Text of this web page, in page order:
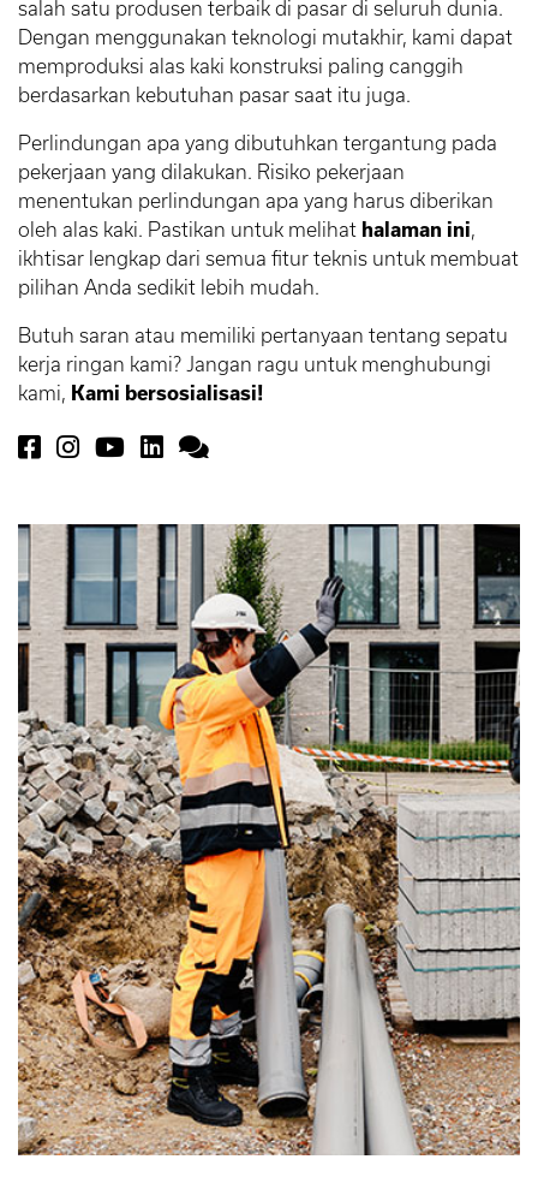
salah satu produsen terbaik di pasar di seluruh dunia.
Dengan menggunakan teknologi mutakhir, kami dapat
memproduksi alas kaki konstruksi paling canggih
berdasarkan kebutuhan pasar saat itu juga.
Perlindungan apa yang dibutuhkan tergantung pada
pekerjaan yang dilakukan. Risiko pekerjaan
menentukan perlindungan apa yang harus diberikan
oleh alas kaki. Pastikan untuk melihat halaman ini
ikhtisar lengkap dari semua fitur teknis untuk membuat
pilihan Anda sedikit lebih mudah.
Butuh saran atau memiliki pertanyaan tentang sepatu
kerja ringan kami? Jangan ragu untuk menghubungi
kami, Kami bersosialisasi!